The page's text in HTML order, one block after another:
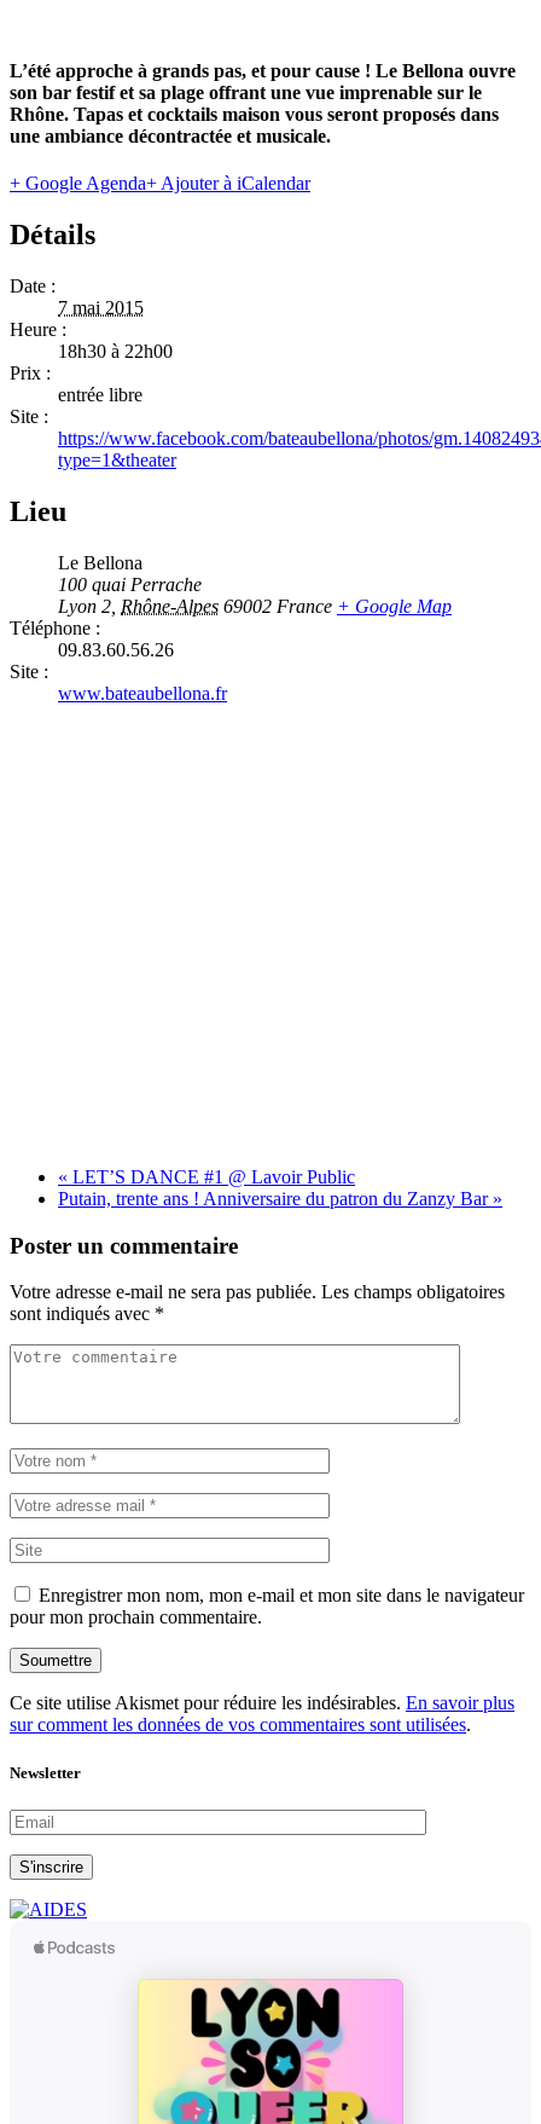
L’été approche à grands pas, et pour cause ! Le Bellona ouvre
son bar festif et sa plage offrant une vue imprenable sur le
Rhône. Tapas et cocktails maison vous seront proposés dans
une ambiance décontractée et musicale.
+ Google Agenda+ Ajouter à iCalendar
Détails
Date :
7 mai 2015
Heure :
18h30 à 22h00
Prix :
entrée libre
Site :
https://www.facebook.com/bateaubellona/photos/
type=1&theater
Lieu
Le Bellona
100 quai Perrache
Lyon 2 Rhône-Alpes 69002 France + Google Map
Téléphone :
09.83.60.56.26
Site :
www.bateaubellona.fr
« LET’S DANCE #1 @ Lavoir Public
Putain, trente ans ! Anniversaire du patron du Zanzy Bar »
Poster un commentaire
Votre adresse e-mail ne sera pas publiée. Les champs obligatoires
sont indiqués avec *
Enregistrer mon nom, mon e-mail et mon site dans le navigateur
pour mon prochain commentaire.
Soumettre
Ce site utilise Akismet pour réduire les indésirables. En savoir plus
sur comment les données de vos commentaires sont utilisées.
Newsletter
S'inscrire